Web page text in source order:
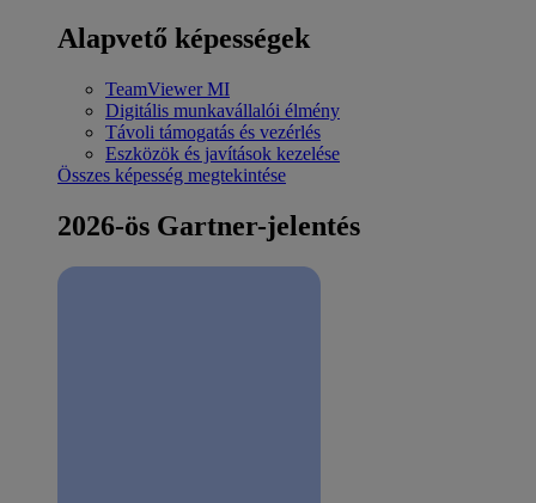
Alapvető képességek
TeamViewer MI
Digitális munkavállalói élmény
Távoli támogatás és vezérlés
Eszközök és javítások kezelése
Összes képesség megtekintése
2026-ös Gartner-jelentés